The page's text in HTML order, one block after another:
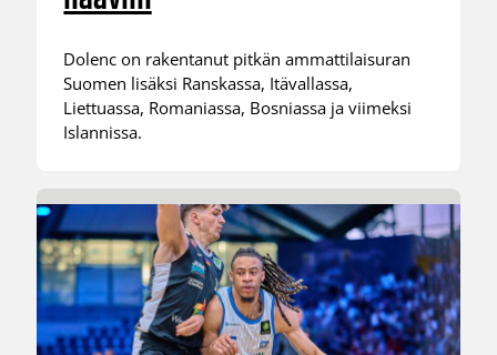
Dolenc on rakentanut pitkän ammattilaisuran
Suomen lisäksi Ranskassa, Itävallassa,
Liettuassa, Romaniassa, Bosniassa ja viimeksi
Islannissa.